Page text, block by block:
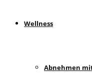
Wellness
Abnehmen